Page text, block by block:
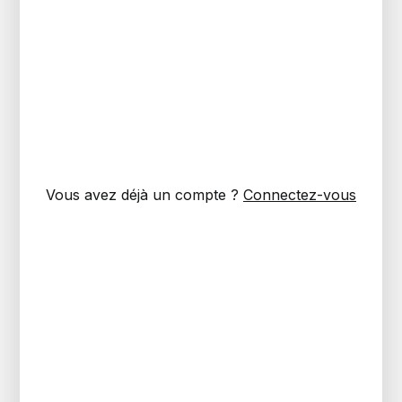
Vous avez déjà un compte ? Connectez-vous